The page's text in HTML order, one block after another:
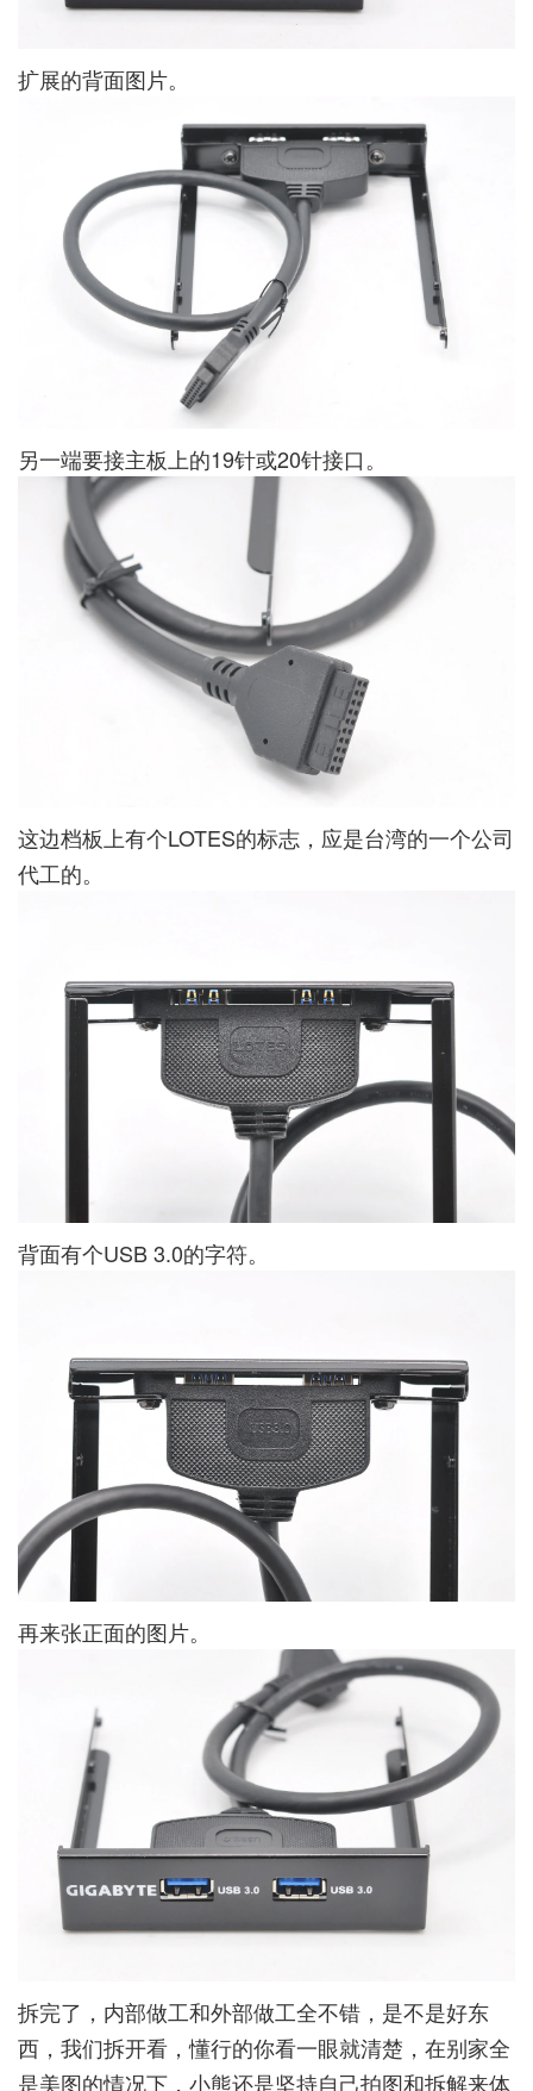
扩展的背面图片。
另一端要接主板上的19针或20针接口。
这边档板上有个LOTES的标志，应是台湾的一个公司
代工的。
背面有个USB 3.0的字符。
再来张正面的图片。
拆完了，内部做工和外部做工全不错，是不是好东
西，我们拆开看，懂行的你看一眼就清楚，在别家全
是美图的情况下，小熊还是坚持自己拍图和拆解来体